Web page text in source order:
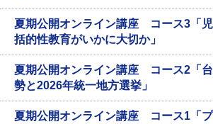
夏期公開オンライン講座 コース3「
括的性教育がいかに大切か」
夏期公開オンライン講座 コース2「
勢と2026年統一地方選挙」
夏期公開オンライン講座 コース1「